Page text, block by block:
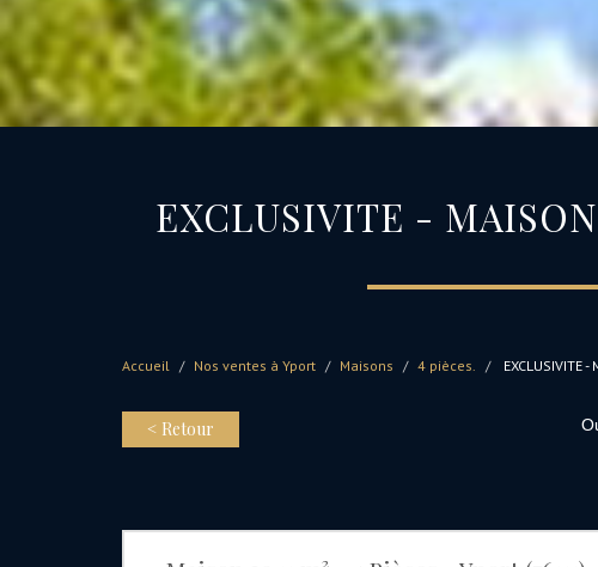
EXCLUSIVITE - MAISON AU CŒUR D’YPORT AVEC COUR, COMMERCES
Accueil Nos ventes à Yport Maisons 4 pièces. EXCLUSIVITE -
< Retour